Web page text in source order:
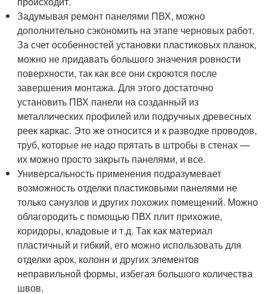
Задумывая ремонт панелями ПВХ, можно
дополнительно сэкономить на этапе черновых работ.
За счет особенностей установки пластиковых планок,
можно не придавать большого значения ровности
поверхности, так как все они скроются после
завершения монтажа. Для этого достаточно
установить ПВХ панели на созданный из
металлических профилей или подручных древесных
реек каркас. Это же относится и к разводке проводов,
труб, которые не надо прятать в штробы в стенах —
их можно просто закрыть панелями, и все.
Универсальность применения подразумевает
возможность отделки пластиковыми панелями не
только санузлов и других похожих помещений. Можно
облагородить с помощью ПВХ плит прихожие,
коридоры, кладовые и т.д. Так как материал
пластичный и гибкий, его можно использовать для
отделки арок, колонн и других элементов
неправильной формы, избегая большого количества
швов.